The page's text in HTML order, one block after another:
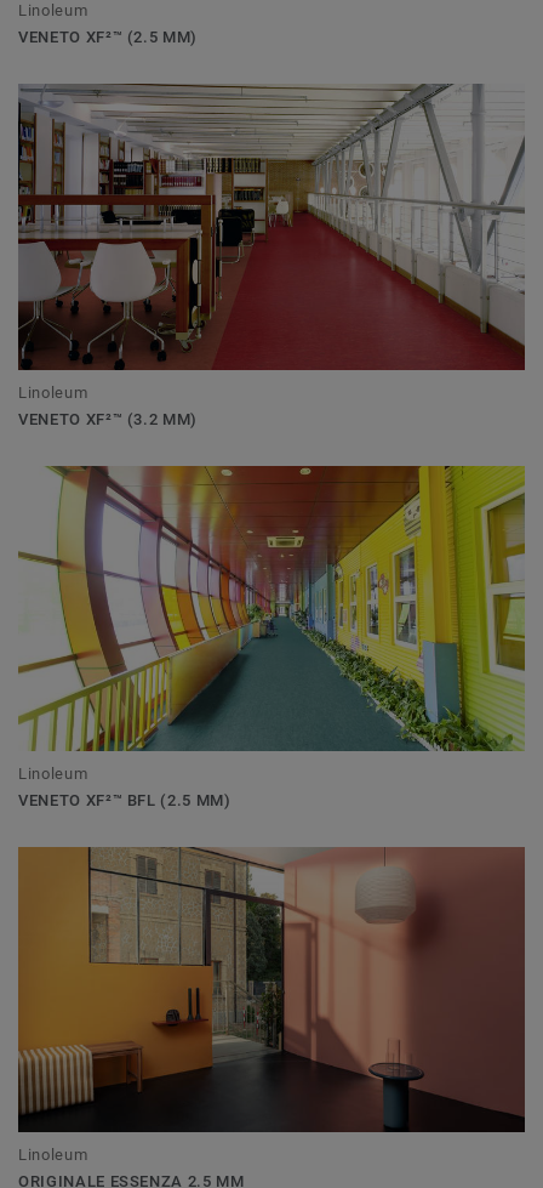
Linoleum
VENETO XF²™ (2.5 MM)
Linoleum
VENETO XF²™ (3.2 MM)
Linoleum
VENETO XF²™ BFL (2.5 MM)
Linoleum
ORIGINALE ESSENZA 2.5 MM